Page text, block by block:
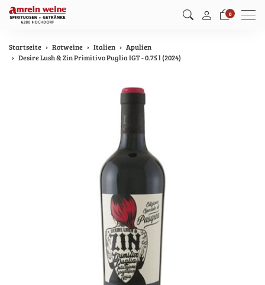
0 Menu
Startseite Rotweine Italien
Apulien
Desire Lush & Zin Primitivo Puglia IGT - 0.75 l (2024)